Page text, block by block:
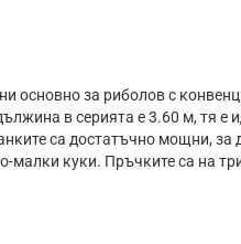
основно за риболов с
в серията е 3.60 м, тя е
са достатъчно мощни,
малки куки. Пръчките са на